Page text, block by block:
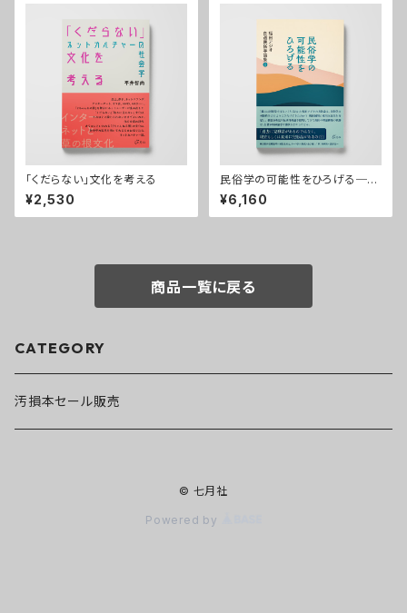
「くだらない」文化を考える
¥2,530
民俗学の可能性をひろげる──
福田アジオ自選民俗学論集Ⅰ
¥6,160
商品一覧に戻る
CATEGORY
汚損本セール販売
© 七月社
Powered by